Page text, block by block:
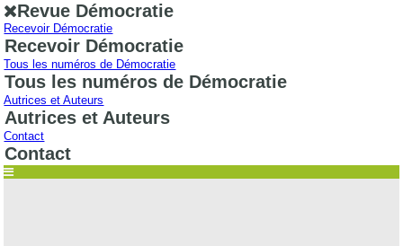
Revue Démocratie
Recevoir Démocratie
Recevoir Démocratie
Tous les numéros de Démocratie
Tous les numéros de Démocratie
Autrices et Auteurs
Autrices et Auteurs
Contact
Contact